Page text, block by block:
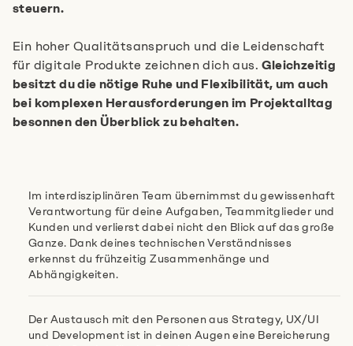
steuern.
Ein hoher Qualitätsanspruch und die Leidenschaft
für digitale Produkte zeichnen dich aus.Gleichzeitig
besitzt du die nötige Ruhe und Flexibilität, um auch
bei komplexen Herausforderungen im Projektalltag
besonnen den Überblick zu behalten.
Im interdisziplinären Team übernimmst du gewissenhaft
Verantwortung für deine Aufgaben, Teammitglieder und
Kunden und verlierst dabei nicht den Blick auf das große
Ganze. Dank deines technischen Verständnisses
erkennst du frühzeitig Zusammenhänge und
Abhängigkeiten.
Der Austausch mit den Personen aus Strategy, UX/UI
und Development ist in deinen Augen eine Bereicherung